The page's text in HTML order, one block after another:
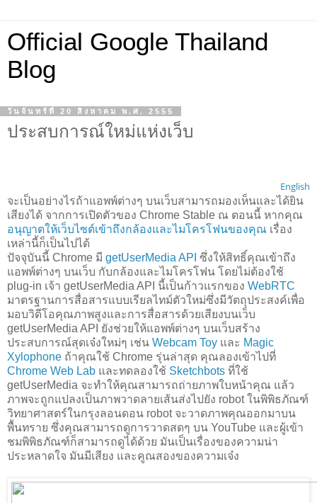
Official Google Thailand
Blog
วันจันทร์ที่ 20 สิงหาคม พ.ศ. 2555
ประสบการณ์ใหม่แห่งเว็บ
English
จะเป็นอย่างไรถ้าแอพพ์ต่างๆ บนเว็บสามารถมองเห็นและได้ยิน
เสียงได้ จากการเปิดตัวของ Chrome Stable ณ ตอนนี้ หากคุณ
อนุญาตให้เว็บไซต์เข้าถึงกล้องและไมโครโฟนของคุณ เรื่อง
เหล่านี้ก็เป็นไปได้
ปัจจุบันนี้ Chrome มี getUserMedia API ซึ่งให้สิทธิ์คุณเข้าถึง
แอพพ์ต่างๆ บนเว็บ กับกล้องและไมโครโฟน โดยไม่ต้องใช้
plug-in เจ้า getUserMedia API นี้เป็นก้าวแรกของ WebRTC
มาตรฐานการสื่อสารแบบเรียลไทม์ตัวใหม่ซึ่งมีวัตถุประสงค์เพื่อ
มอบวิดีโอคุณภาพสูงและการสื่อสารด้วยเสียงบนเว็บ
getUserMedia API ยังช่วยให้แอพพ์ต่างๆ บนเว็บสร้าง
ประสบการณ์สุดเจ๋งใหม่ๆ เช่น Webcam Toy และ Magic
Xylophone ถ้าคุณใช้ Chrome รุ่นล่าสุด คุณลองเข้าไปที่
Chrome Web Lab และทดลองใช้ Sketchbots ที่ใช้
getUserMedia จะทำให้คุณสามารถถ่ายภาพใบหน้าคุณ แล้ว
ภาพจะถูกแปลงเป็นภาพวาดลายเส้นส่งไปยัง robot ในพิพิธภัณฑ์
วิทยาศาสตร์ในกรุงลอนดอน robot จะวาดภาพคุณออกมาบน
พื้นทราย ซึ่งคุณสามารถดูการวาดสดๆ บน YouTube และผู้เข้า
ชมพิพิธภัณฑ์ก็สามารถดูได้ด้วย มันเป็นเรื่องของความน่า
ประหลาดใจ มันมีเสียง และคูณสองของความเจ๋ง